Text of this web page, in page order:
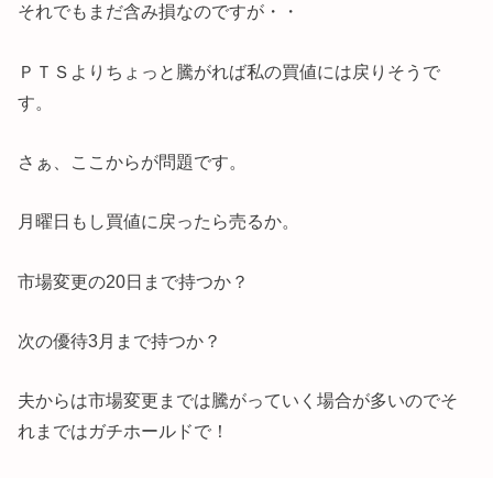
それでもまだ含み損なのですが・・
ＰＴＳよりちょっと騰がれば私の買値には戻りそうで
す。
さぁ、ここからが問題です。
月曜日もし買値に戻ったら売るか。
市場変更の20日まで持つか？
次の優待3月まで持つか？
夫からは市場変更までは騰がっていく場合が多いのでそ
れまではガチホールドで！